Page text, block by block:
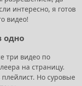
интересно, я готов
видео!
одно
три видео по
на страницу.
Но суровые